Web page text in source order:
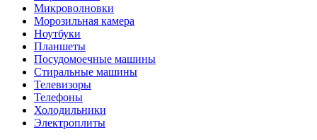
Микроволновки
Морозильная камера
Ноутбуки
Планшеты
Посудомоечные машины
Стиральные машины
Телевизоры
Телефоны
Холодильники
Электроплиты